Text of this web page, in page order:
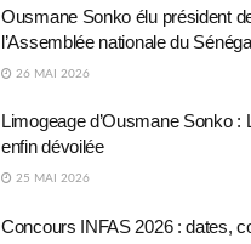
Ousmane Sonko élu président
l’Assemblée nationale du
26 MAI 2026
Limogeage d’Ousmane Sonko :
enfin dévoilée
25 MAI 2026
Concours INFAS 2026 : dates,